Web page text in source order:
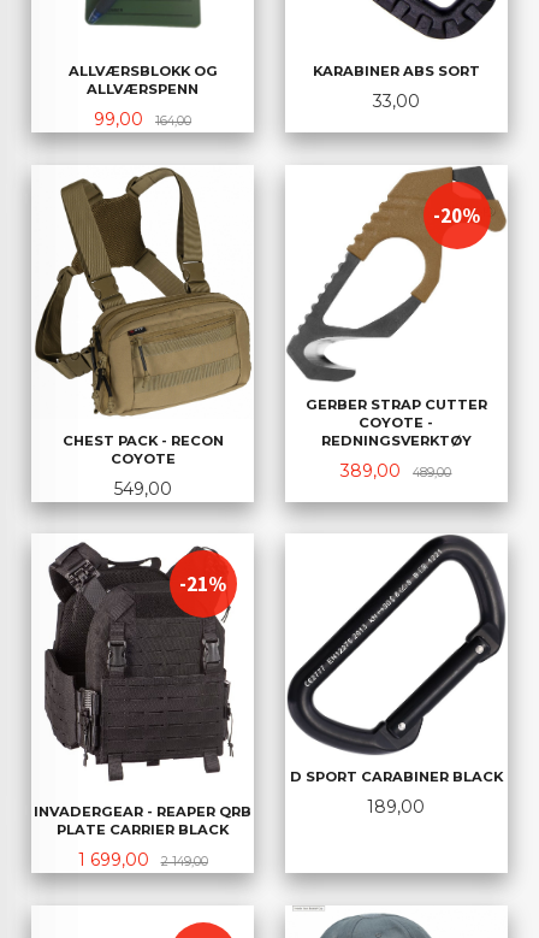
ALLVÆRSBLOKK OG
ALLVÆRSPENN
Tilbud
99,00 164,00Rabatt
KARABINER ABS SORT
Pris
33,00
CHEST PACK - RECON
COYOTE
Pris
549,00
GERBER STRAP CUTTER
COYOTE -
REDNINGSVERKTØY
Tilbud
389,00 489,00Rabatt
-20%
INVADERGEAR - REAPER QRB
PLATE CARRIER BLACK
Tilbud
1 699,00 2 149,00Rabatt
-21%
D SPORT CARABINER BLACK
Pris
189,00